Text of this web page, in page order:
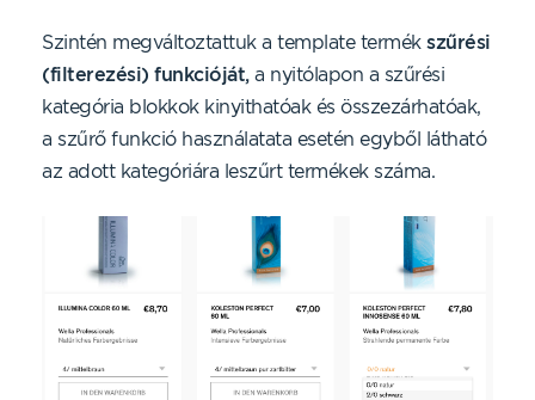
Szintén megváltoztattuk a template termék szűrési
(filterezési) funkcióját,a nyitólapon a szűrési
kategória blokkok kinyithatóak és összezárhatóak,
a szűrő funkció használatata esetén egyből látható
az adott kategóriára leszűrt termékek száma.